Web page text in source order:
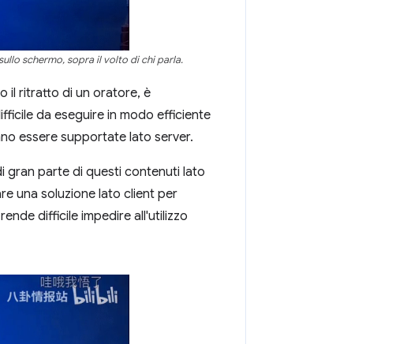
schermo, sopra il volto di chi parla.
il ritratto di un oratore, è
da eseguire in modo efficiente
essere supportate lato server.
gran parte di questi contenuti lato
una soluzione lato client per
difficile impedire all'utilizzo